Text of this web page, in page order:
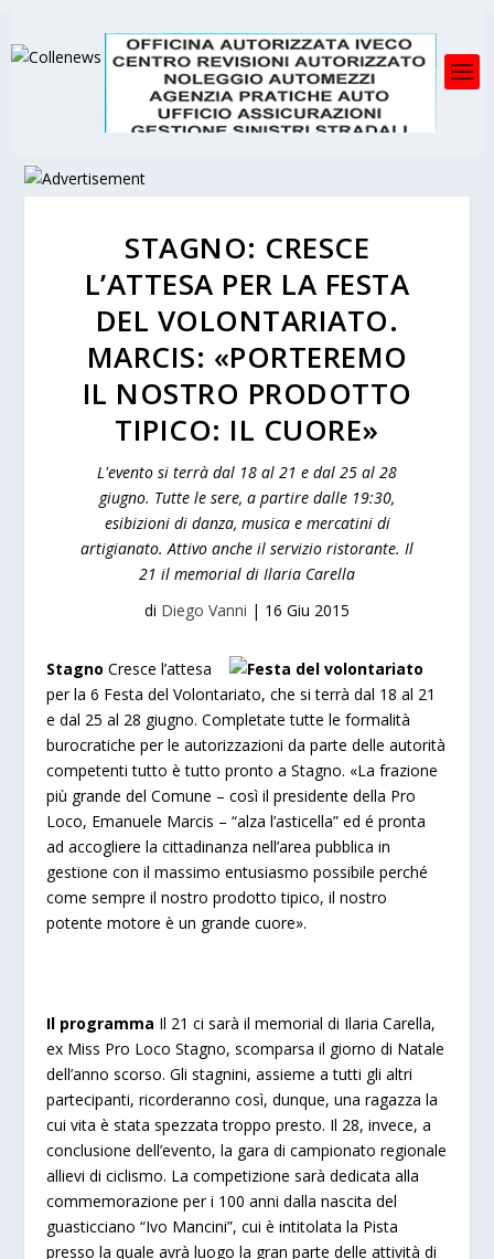
STAGNO: CRESCE
L’ATTESA PER LA FESTA
DEL VOLONTARIATO.
MARCIS: «PORTEREMO
IL NOSTRO PRODOTTO
TIPICO: IL CUORE»
L'evento si terrà dal 18 al 21 e dal 25 al 28
giugno. Tutte le sere, a partire dalle 19:30,
esibizioni di danza, musica e mercatini di
artigianato. Attivo anche il servizio ristorante. Il
21 il memorial di Ilaria Carella
di Diego Vanni | 16 Giu 2015
StagnoCresce l’attesa
per la 6 Festa del Volontariato, che si terrà dal 18 al 21
e dal 25 al 28 giugno. Completate tutte le formalità
burocratiche per le autorizzazioni da parte delle autorità
competenti tutto è tutto pronto a Stagno. «La frazione
più grande del Comune – così il presidente della Pro
Loco, Emanuele Marcis – “alza l’asticella” ed é pronta
ad accogliere la cittadinanza nell’area pubblica in
gestione con il massimo entusiasmo possibile perché
come sempre il nostro prodotto tipico, il nostro
potente motore è un grande cuore».
Il programma Il 21 ci sarà il memorial di Ilaria Carella,
ex Miss Pro Loco Stagno, scomparsa il giorno di Natale
dell’anno scorso. Gli stagnini, assieme a tutti gli altri
partecipanti, ricorderanno così, dunque, una ragazza la
cui vita è stata spezzata troppo presto. Il 28, invece, a
conclusione dell’evento, la gara di campionato regionale
allievi di ciclismo. La competizione sarà dedicata alla
commemorazione per i 100 anni dalla nascita del
guasticciano “Ivo Mancini”, cui è intitolata la Pista
presso la quale avrà luogo la gran parte delle attività di